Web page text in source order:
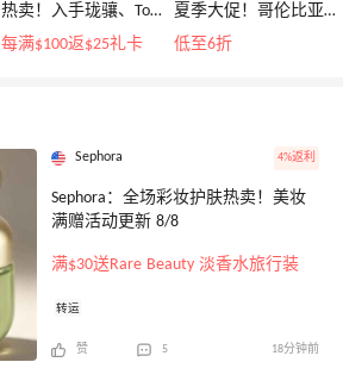
热卖！入手珑骧、Tory
Burch、拉夫劳伦等
每满$100返$25礼卡
夏季大促！哥伦比亚
运动热卖
低至6折
Sephora 4%返利
Sephora：全场彩妆护肤热卖！美妆
满赠活动更新 8/8
满$30送Rare Beauty 淡香水旅行装
转运
赞 5 18分钟前